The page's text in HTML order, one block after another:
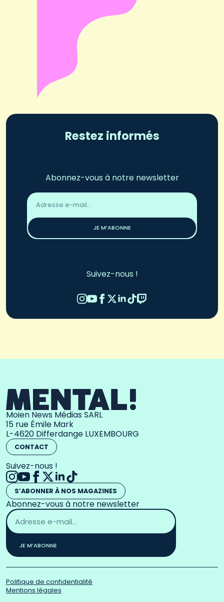
Restez informés
Abonnez-vous à notre newsletter
Adresse
email
JE M’ABONNE
Suivez-nous !
Moien News Médias SARL
15 rue Émile Mark
L-4620 Differdange LUXEMBOURG
CONTACT
Suivez-nous !
S’ABONNER À NOS MAGAZINES
Abonnez-vous à notre newsletter
Adresse
email
*
JE M’ABONNE
Politique de confidentialité
Mentions légales